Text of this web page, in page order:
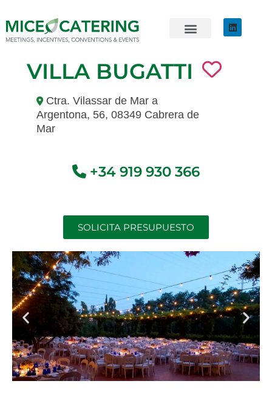
VILLA BUGATTI
Ctra. Vilassar de Mar a
Argentona, 56, 08349 Cabrera de
Mar
+34 919 930 366
SOLICITA PRESUPUESTO